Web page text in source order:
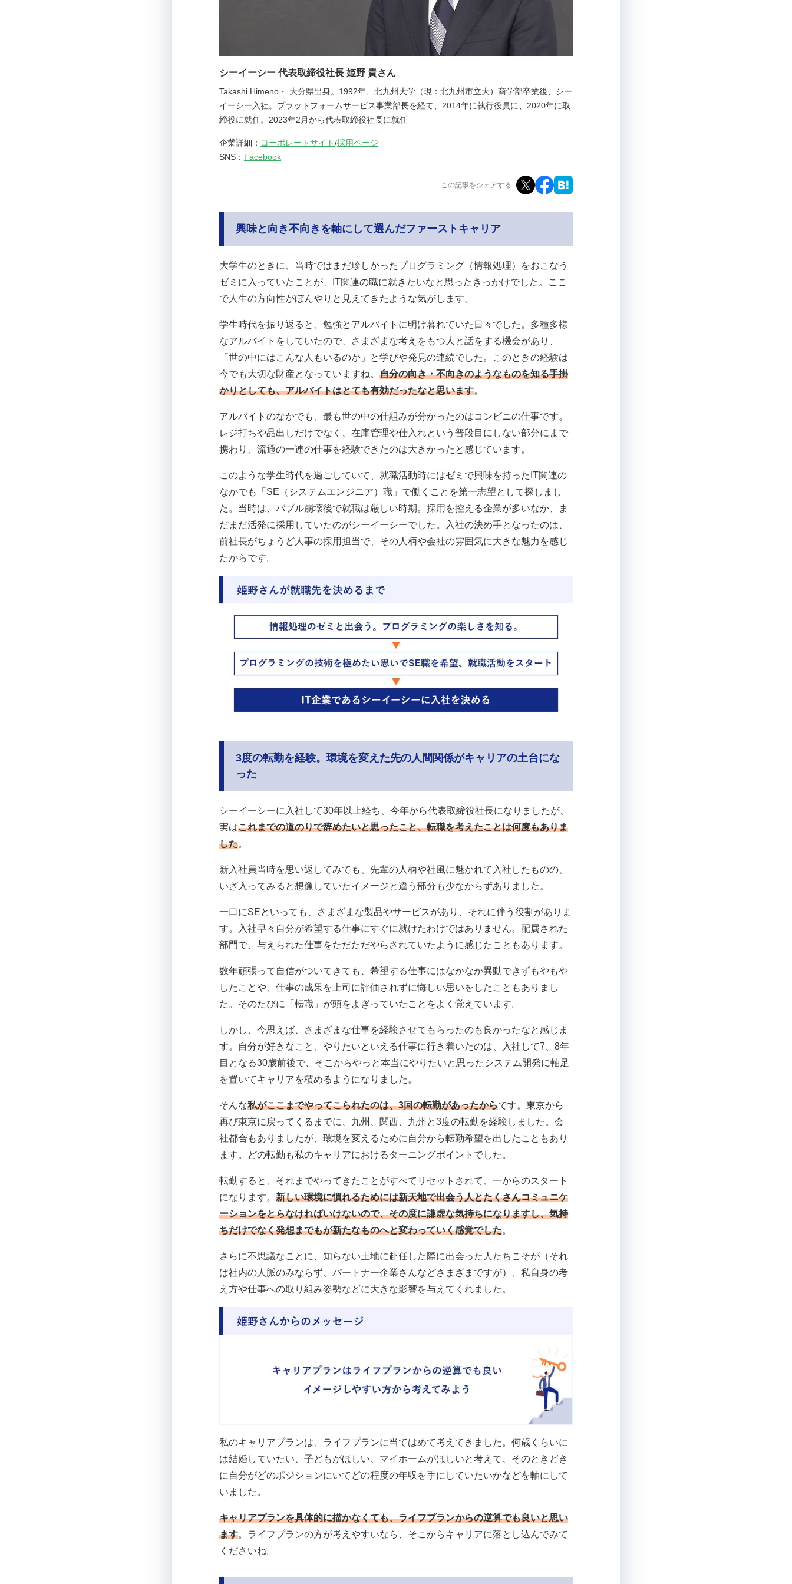
シーイーシー 代表取締役社長 姫野 貴さん
Takashi Himeno・ 大分県出身。1992年、北九州大学（現：北九州市立大）商学部卒業後、シー
イーシー入社。プラットフォームサービス事業部長を経て、2014年に執行役員に、2020年に取
締役に就任。2023年2月から代表取締役社長に就任
企業詳細： コーポレートサイト/採用ページ
SNS： Facebook
この記事をシェアする
興味と向き不向きを軸にして選んだファーストキャリア
大学生のときに、当時ではまだ珍しかったプログラミング（情報処理）をおこなう
ゼミに入っていたことが、IT関連の職に就きたいなと思ったきっかけでした。ここ
で人生の方向性がぼんやりと見えてきたような気がします。
学生時代を振り返ると、勉強とアルバイトに明け暮れていた日々でした。多種多様
なアルバイトをしていたので、さまざまな考えをもつ人と話をする機会があり、
「世の中にはこんな人もいるのか」と学びや発見の連続でした。このときの経験は
今でも大切な財産となっていますね。 自分の向き・不向きのようなものを知る手掛
かりとしても、アルバイトはとても有効だったなと思います。
アルバイトのなかでも、最も世の中の仕組みが分かったのはコンビニの仕事です。
レジ打ちや品出しだけでなく、在庫管理や仕入れという普段目にしない部分にまで
携わり、流通の一連の仕事を経験できたのは大きかったと感じています。
このような学生時代を過ごしていて、就職活動時にはゼミで興味を持ったIT関連の
なかでも「SE（システムエンジニア）職」で働くことを第一志望として探しまし
た。当時は、バブル崩壊後で就職は厳しい時期。採用を控える企業が多いなか、ま
だまだ活発に採用していたのがシーイーシーでした。入社の決め手となったのは、
前社長がちょうど人事の採用担当で、その人柄や会社の雰囲気に大きな魅力を感じ
たからです。
3度の転勤を経験。環境を変えた先の人間関係がキャリアの土台にな
った
シーイーシーに入社して30年以上経ち、今年から代表取締役社長になりましたが、
実はこれまでの道のりで辞めたいと思ったこと、転職を考えたことは何度もありま
した。
新入社員当時を思い返してみても、先輩の人柄や社風に魅かれて入社したものの、
いざ入ってみると想像していたイメージと違う部分も少なからずありました。
一口にSEといっても、さまざまな製品やサービスがあり、それに伴う役割がありま
す。入社早々自分が希望する仕事にすぐに就けたわけではありません。配属された
部門で、与えられた仕事をただただやらされていたように感じたこともあります。
数年頑張って自信がついてきても、希望する仕事にはなかなか異動できずもやもや
したことや、仕事の成果を上司に評価されずに悔しい思いをしたこともありまし
た。そのたびに「転職」が頭をよぎっていたことをよく覚えています。
しかし、今思えば、さまざまな仕事を経験させてもらったのも良かったなと感じま
す。自分が好きなこと、やりたいといえる仕事に行き着いたのは、入社して7、8年
目となる30歳前後で、そこからやっと本当にやりたいと思ったシステム開発に軸足
を置いてキャリアを積めるようになりました。
そんな私がここまでやってこられたのは、3回の転勤があったからです。東京から
再び東京に戻ってくるまでに、九州、関西、九州と3度の転勤を経験しました。会
社都合もありましたが、環境を変えるために自分から転勤希望を出したこともあり
ます。どの転勤も私のキャリアにおけるターニングポイントでした。
転勤すると、それまでやってきたことがすべてリセットされて、一からのスタート
になります。 新しい環境に慣れるためには新天地で出会う人とたくさんコミュニケ
ーションをとらなければいけないので、その度に謙虚な気持ちになりますし、気持
ちだけでなく発想までもが新たなものへと変わっていく感覚でした。
さらに不思議なことに、知らない土地に赴任した際に出会った人たちこそが（それ
は社内の人脈のみならず、パートナー企業さんなどさまざまですが）、私自身の考
え方や仕事への取り組み姿勢などに大きな影響を与えてくれました。
私のキャリアプランは、ライフプランに当てはめて考えてきました。何歳くらいに
は結婚していたい、子どもがほしい、マイホームがほしいと考えて、そのときどき
に自分がどのポジションにいてどの程度の年収を手にしていたいかなどを軸にして
いました。
キャリアプランを具体的に描かなくても、ライフプランからの逆算でも良いと思い
ます。ライフプランの方が考えやすいなら、そこからキャリアに落とし込んでみて
くださいね。